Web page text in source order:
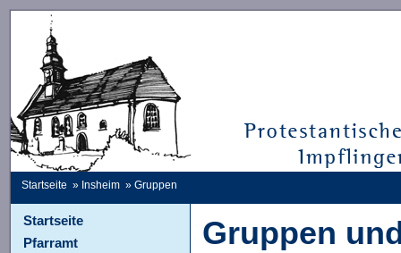
Startseite » Insheim» Gruppen
Startseite
Pfarramt
Gruppen